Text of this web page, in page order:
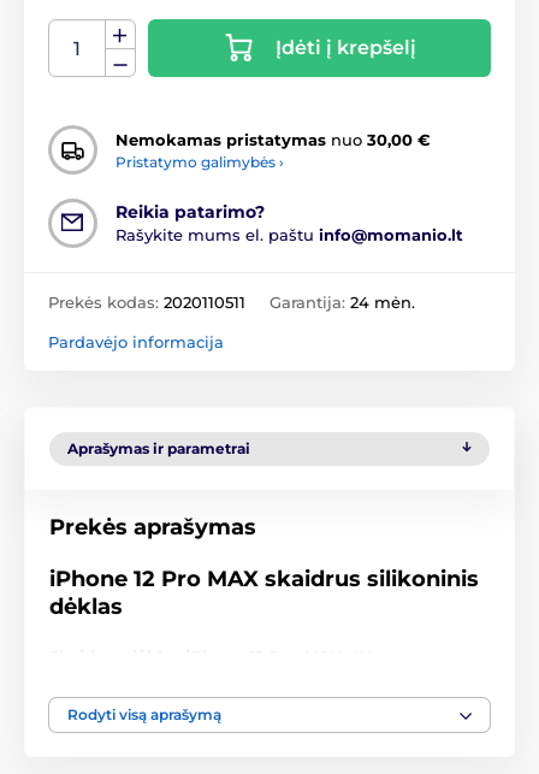
Įdėti į krepšelį
Nemokamas pristatymas nuo 30,00 €
Pristatymo galimybės ›
Reikia patarimo?
Rašykite mums el. paštu info@momanio.lt
Prekės kodas: 2020110511 Garantija: 24 mėn.
Pardavėjo informacija
Aprašymas ir parametrai
Prekės aprašymas
iPhone 12 Pro MAX skaidrus silikoninis
dėklas
telefono išvaizdos.
Rodyti visą aprašymą